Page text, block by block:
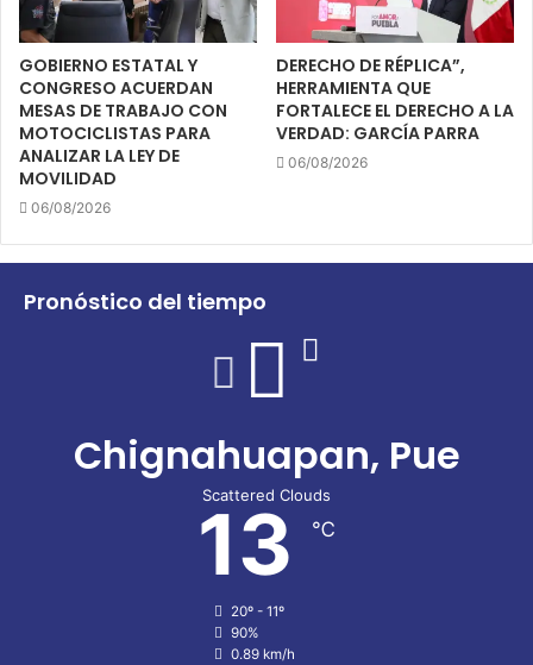
GOBIERNO ESTATAL Y
CONGRESO ACUERDAN
MESAS DE TRABAJO CON
MOTOCICLISTAS PARA
ANALIZAR LA LEY DE
MOVILIDAD
06/08/2026
DERECHO DE RÉPLICA”,
HERRAMIENTA QUE
FORTALECE EL DERECHO A LA
VERDAD: GARCÍA PARRA
06/08/2026
Pronóstico del tiempo
Chignahuapan, Pue
Scattered Clouds
13 ℃
20º - 11º
90%
0.89 km/h